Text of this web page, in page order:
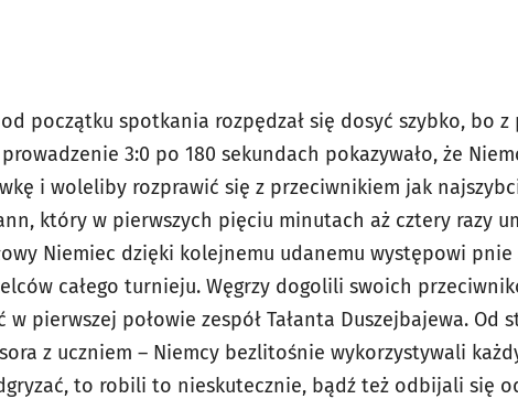
początku spotkania rozpędzał się dosyć szybko, bo
3:0 po 180 sekundach pokazywało, że
i woleliby rozprawić się z przeciwnikiem jak
który w pierwszych pięciu minutach aż cztery razy
Niemiec dzięki kolejnemu udanemu występowi
całego turnieju. Węgrzy dogolili swoich
w pierwszej połowie zespół Tałanta Duszejbajewa. Od
z uczniem – Niemcy bezlitośnie wykorzystywali
to robili to nieskutecznie, bądź też odbijali się